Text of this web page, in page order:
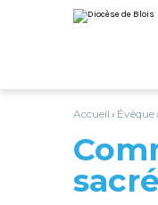
au
contenu.
personnels
Accueil › Évêque›
sacré